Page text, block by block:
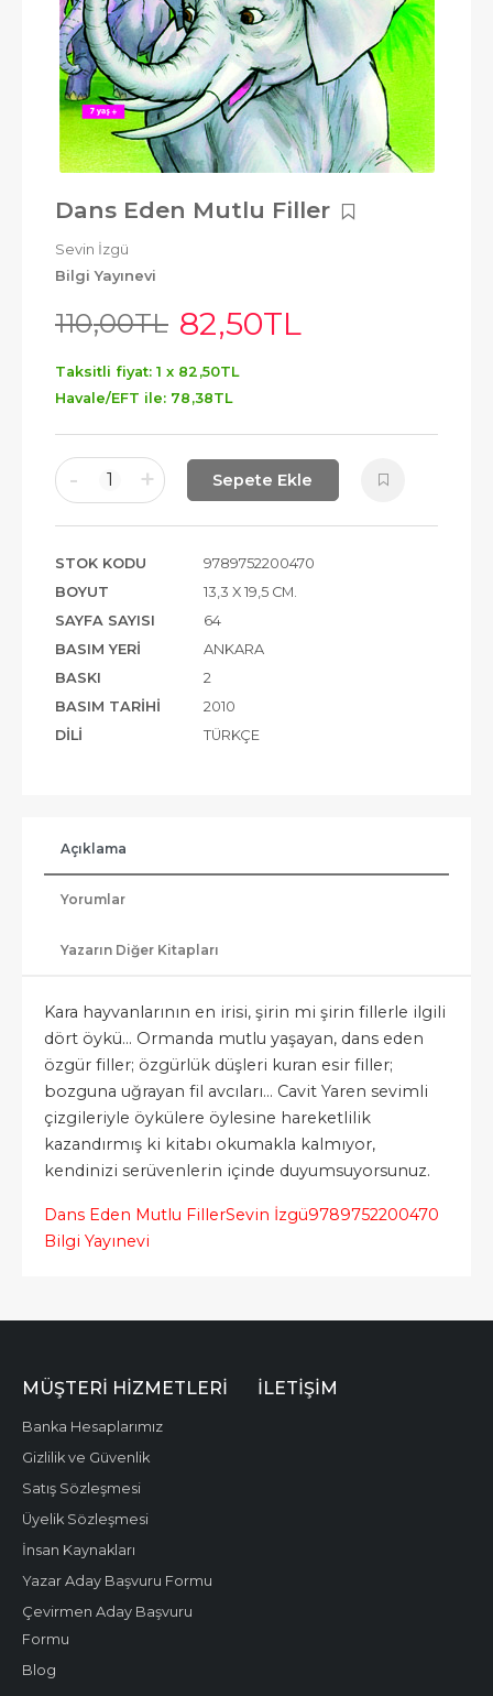
Dans Eden Mutlu Filler
Sevin İzgü
Bilgi Yayınevi
110,00TL 82,50TL
Taksitli fiyat: 1 x 82 ,50TL
Havale/EFT ile: 78 ,38TL
- 1 + Sepete Ekle
STOK KODU
9789752200470
BOYUT
13,3 X 19,5 CM.
SAYFA SAYISI
64
BASIM YERI
ANKARA
BASKI
2
BASIM TARIHI
2010
DILI
TÜRKÇE
Açıklama
Yorumlar
Yazarın Diğer Kitapları
Kara hayvanlarının en irisi, şirin mi şirin fillerle ilgili
dört öykü... Ormanda mutlu yaşayan, dans eden
özgür filler; özgürlük düşleri kuran esir filler;
bozguna uğrayan fil avcıları... Cavit Yaren sevimli
çizgileriyle öykülere öylesine hareketlilik
kazandırmış ki kitabı okumakla kalmıyor,
kendinizi serüvenlerin içinde duyumsuyorsunuz.
Dans Eden Mutlu FillerSevin İzgü9789752200470
Bilgi Yayınevi
MÜŞTERI HIZMETLERI
Banka Hesaplarımız
Gizlilik ve Güvenlik
Satış Sözleşmesi
Üyelik Sözleşmesi
İnsan Kaynakları
Yazar Aday Başvuru Formu
Çevirmen Aday Başvuru
Formu
Blog
İLETIŞIM